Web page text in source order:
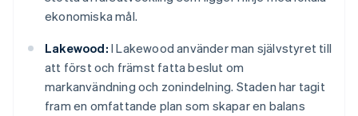
ekonomiska mål.
Lakewood: I Lakewood använder man självstyret till
att först och främst fatta beslut om
markanvändning och zonindelning. Staden har tagit
fram en omfattande plan som skapar en balans